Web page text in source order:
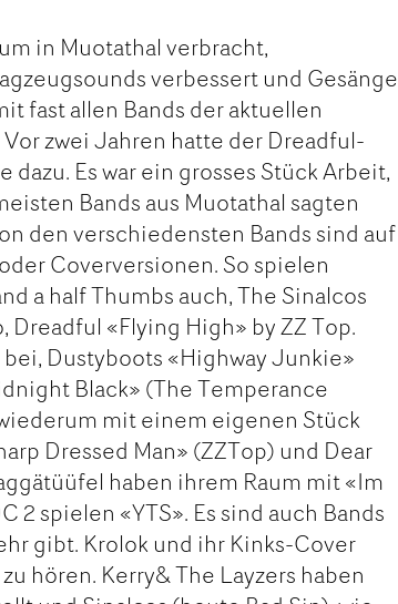
in Muotathal verbracht,
verbessert und Gesänge
fast allen Bands der aktuellen
zwei Jahren hatte der Dreadful-
Es war ein grosses Stück Arbeit,
Bands aus Muotathal sagten
den verschiedensten Bands sind auf
Coverversionen. So spielen
a half Thumbs auch, The Sinalcos
Dreadful «Flying High» by ZZ Top.
Dustyboots «Highway Junkie»
Black» (The Temperance
mit einem eigenen Stück
Dressed Man» (ZZTop) und Dear
haben ihrem Raum mit «Im
spielen «YTS». Es sind auch Bands
gibt. Krolok und ihr Kinks-Cover
hören. Kerry& The Layzers haben